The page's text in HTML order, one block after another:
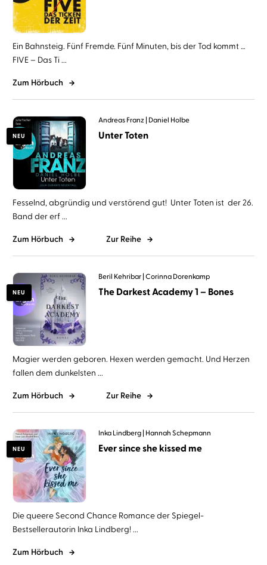
Ein Bahnsteig. Fünf Fremde. Fünf Minuten, bis der Tod kommt …
FIVE – Das Ti ...
Zum Hörbuch
NEU
Andreas Franz Daniel Holbe
Unter Toten
Fesselnd, abgründig und verstörend gut! Unter Toten ist der 26.
Band der erf ...
Zum Hörbuch Zur Reihe
NEU
Beril Kehribar Corinna Dorenkamp
The Darkest Academy 1 – Bones
Magier werden geboren. Hexen werden gemacht. Und Herzen
fallen dem dunkelsten ...
Zum Hörbuch Zur Reihe
NEU
Inka Lindberg Hannah Schepmann
Ever since she kissed me
Die queere Second Chance Romance der Spiegel-
Bestsellerautorin Inka Lindberg! ...
Zum Hörbuch